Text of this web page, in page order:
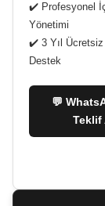
✔️ Profesyonel
Yönetimi
✔️ 3 Yıl Ücretsiz
Destek
💬
Teklif